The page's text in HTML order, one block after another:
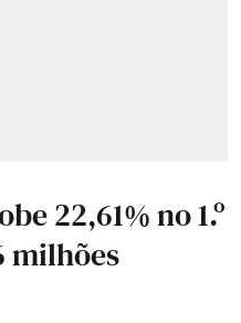
22,61% no 1.º
milhões